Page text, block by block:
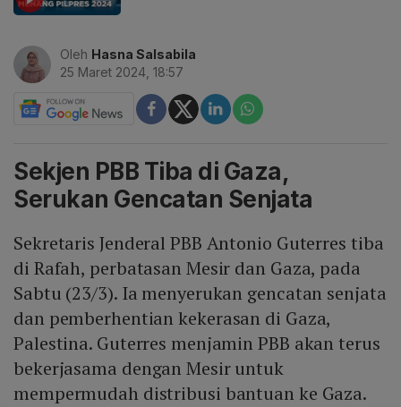
Oleh Hasna Salsabila
25 Maret 2024, 18:57
Sekjen PBB Tiba di Gaza,
Serukan Gencatan Senjata
Sekretaris Jenderal PBB Antonio Guterres tiba
di Rafah, perbatasan Mesir dan Gaza, pada
Sabtu (23/3). Ia menyerukan gencatan senjata
dan pemberhentian kekerasan di Gaza,
Palestina. Guterres menjamin PBB akan terus
bekerjasama dengan Mesir untuk
mempermudah distribusi bantuan ke Gaza.